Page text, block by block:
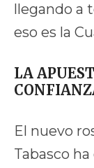
llegando a
eso es la
LA
El nuevo
Tabasco